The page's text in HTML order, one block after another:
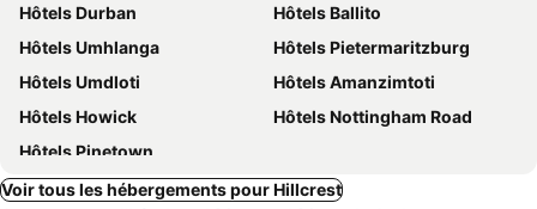
Hôtels Durban
Hôtels Ballito
Hôtels Umhlanga
Hôtels Pietermaritzburg
Hôtels Umdloti
Hôtels Amanzimtoti
Hôtels Howick
Hôtels Nottingham Road
Hôtels Pinetown
Voir tous les hébergements pour Hillcrest